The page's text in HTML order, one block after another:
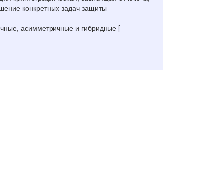
конкретных задач защиты
асимметричные и гибридные [